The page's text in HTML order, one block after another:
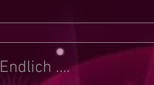
Endlich ….